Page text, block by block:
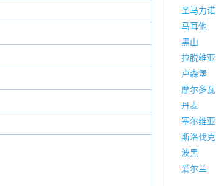
圣马力诺
马耳他
黑山
拉脱维亚
卢森堡
摩尔多瓦
丹麦
塞尔维亚
斯洛伐克
波黑
爱尔兰